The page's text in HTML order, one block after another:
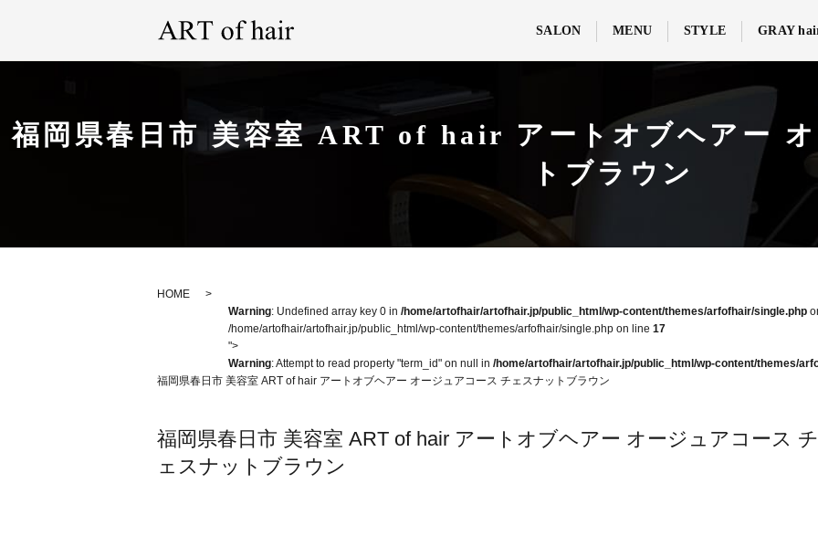
SALON MENU STYLE GRAY
福岡県春日市 美容室 ART of hair アートオブヘアー
トブラウン
HOME
Warning: Undefined array key 0 in /home/artofhair/artofhair.jp/public_html/wp-content/themes/arfofhair/single.php
/home/artofhair/artofhair.jp/public_html/wp-content/themes/arfofhair/single.php on line 17
">
Warning: Attempt to read property "term_id" on null in /home/artofhair/artofhair.jp/public_html/wp-content/themes/
福岡県春日市 美容室 ART of hair アートオブヘアー オージュアコース チェスナットブラウン
福岡県春日市 美容室 ART of hair アートオブヘアー オージュアコース チ
ェスナットブラウン